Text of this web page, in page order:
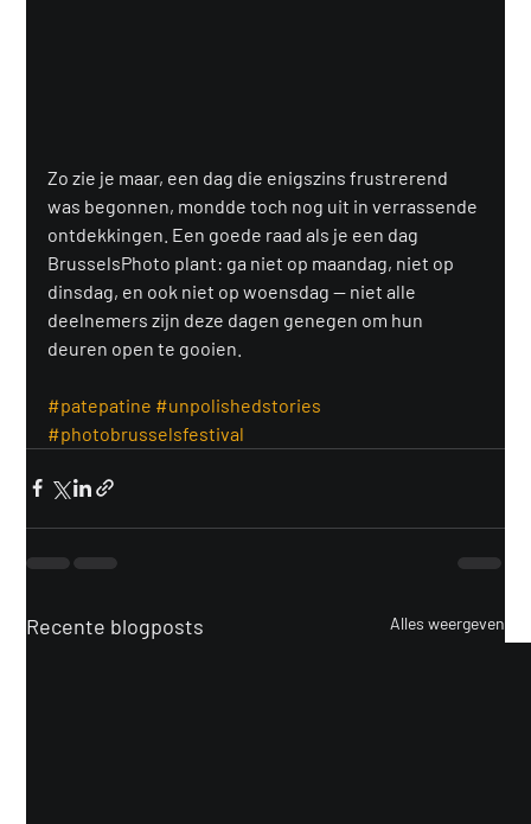
Zo zie je maar, een dag die enigszins frustrerend
was begonnen, mondde toch nog uit in verrassende
ontdekkingen. Een goede raad als je een dag
BrusselsPhoto plant: ga niet op maandag, niet op
dinsdag, en ook niet op woensdag — niet alle
deelnemers zijn deze dagen genegen om hun
deuren open te gooien.
#patepatine #unpolishedstories
#photobrusselsfestival
Recente blogposts Alles weergeven